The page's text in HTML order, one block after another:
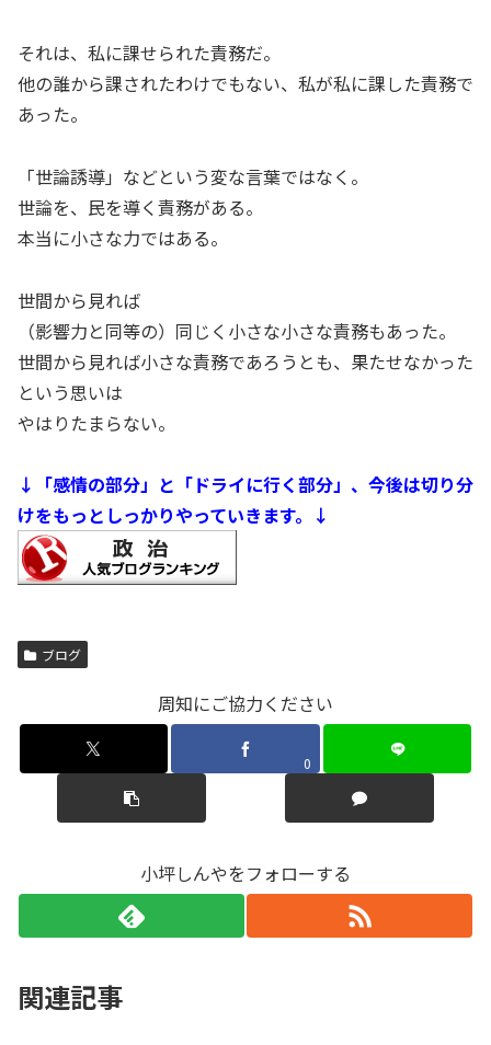
それは、私に課せられた責務だ。
他の誰から課されたわけでもない、私が私に課した責務で
あった。
「世論誘導」などという変な言葉ではなく。
世論を、民を導く責務がある。
本当に小さな力ではある。
世間から見れば
（影響力と同等の）同じく小さな小さな責務もあった。
世間から見れば小さな責務であろうとも、果たせなかった
という思いは
やはりたまらない。
↓「感情の部分」と「ドライに行く部分」、今後は切り分
けをもっとしっかりやっていきます。↓
ブログ
周知にご協力ください
0
小坪しんやをフォローする
関連記事